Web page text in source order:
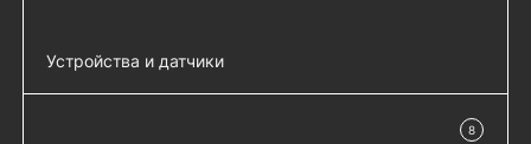
Устройства и датчики
в наличии
8